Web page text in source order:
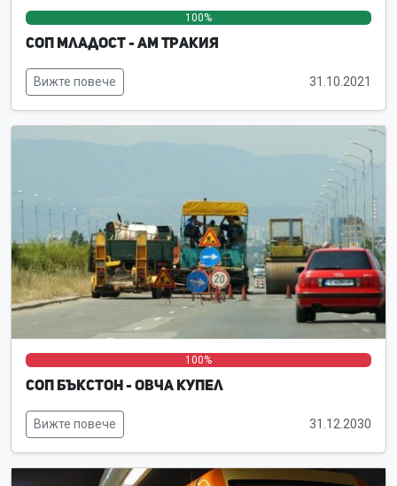
100%
СОП Младост - АМ Тракия
Вижте повече 31.10.2021
0%
0% 100%
СОП Бъкстон - Овча купел
Вижте повече 31.12.2030